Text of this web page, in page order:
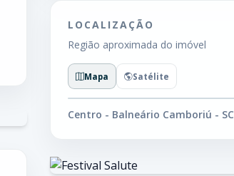
LOCALIZAÇÃO
Região aproximada do imóvel
Mapa Satélite
Centro - Balneário Camboriú - SC